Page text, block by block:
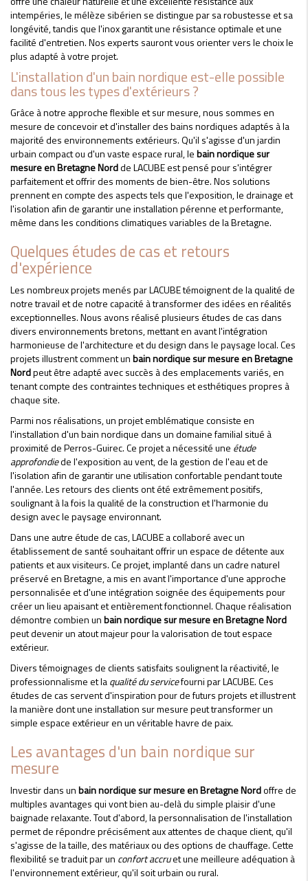
intempéries, le mélèze sibérien se distingue par sa robustesse et sa
longévité, tandis que l'inox garantit une résistance optimale et une
facilité d'entretien. Nos experts sauront vous orienter vers le choix le
plus adapté à votre projet.
L'installation d'un bain nordique est-elle possible
dans tous les types d'extérieurs ?
Grâce à notre approche flexible et sur mesure, nous sommes en
mesure de concevoir et d'installer des bains nordiques adaptés à la
majorité des environnements extérieurs. Qu'il s'agisse d'un jardin
urbain compact ou d'un vaste espace rural, lebain nordique sur
mesure en Bretagne Nordde LACUBE est pensé pour s'intégrer
parfaitement et offrir des moments de bien-être. Nos solutions
prennent en compte des aspects tels que l'exposition, le drainage et
l'isolation afin de garantir une installation pérenne et performante,
même dans les conditions climatiques variables de la Bretagne.
Quelques études de cas et retours
d'expérience
Les nombreux projets menés par LACUBE témoignent de la qualité de
notre travail et de notre capacité à transformer des idées en réalités
exceptionnelles. Nous avons réalisé plusieurs études de cas dans
divers environnements bretons, mettant en avant l'intégration
harmonieuse de l'architecture et du design dans le paysage local. Ces
projets illustrent comment unbain nordique sur mesure en Bretagne
Nordpeut être adapté avec succès à des emplacements variés, en
tenant compte des contraintes techniques et esthétiques propres à
chaque site.
Parmi nos réalisations, un projet emblématique consiste en
l'installation d'un bain nordique dans un domaine familial situé à
proximité de Perros-Guirec. Ce projet a nécessité une étude
approfondiede l'exposition au vent, de la gestion de l'eau et de
l'isolation afin de garantir une utilisation confortable pendant toute
l'année. Les retours des clients ont été extrêmement positifs,
soulignant à la fois la qualité de la construction et l'harmonie du
design avec le paysage environnant.
Dans une autre étude de cas, LACUBE a collaboré avec un
établissement de santé souhaitant offrir un espace de détente aux
patients et aux visiteurs. Ce projet, implanté dans un cadre naturel
préservé en Bretagne, a mis en avant l'importance d'une approche
personnalisée et d'une intégration soignée des équipements pour
créer un lieu apaisant et entièrement fonctionnel. Chaque réalisation
démontre combien unbain nordique sur mesure en Bretagne Nord
peut devenir un atout majeur pour la valorisation de tout espace
extérieur.
Divers témoignages de clients satisfaits soulignent la réactivité, le
professionnalisme et laqualité du servicefourni par LACUBE. Ces
études de cas servent d'inspiration pour de futurs projets et illustrent
la manière dont une installation sur mesure peut transformer un
simple espace extérieur en un véritable havre de paix.
Les avantages d'un bain nordique sur
mesure
Investir dans unbain nordique sur mesure en Bretagne Nordoffre de
multiples avantages qui vont bien au-delà du simple plaisir d'une
baignade relaxante. Tout d'abord, la personnalisation de l'installation
permet de répondre précisément aux attentes de chaque client, qu'il
s'agisse de la taille, des matériaux ou des options de chauffage. Cette
flexibilité se traduit par un confort accruet une meilleure adéquation à
l'environnement extérieur, qu'il soit urbain ou rural.